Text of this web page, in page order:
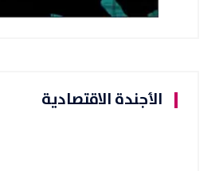
الأجندة الاقتصادية